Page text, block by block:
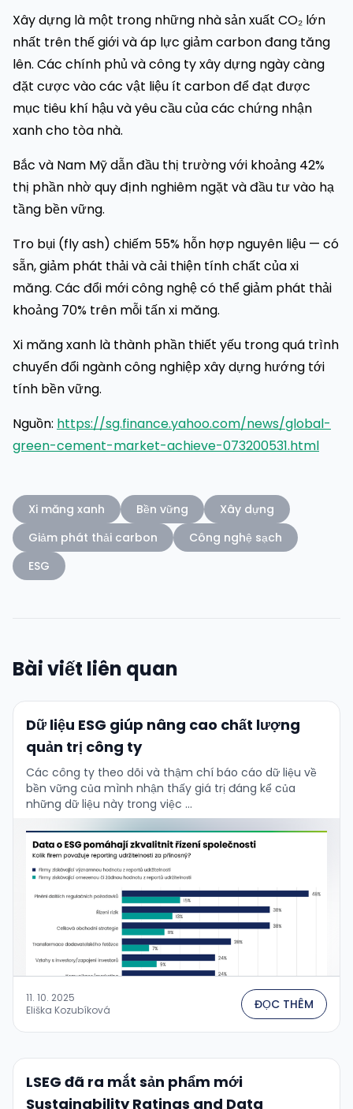
Xây dựng là một trong những nhà sản xuất CO₂ lớn
nhất trên thế giới và áp lực giảm carbon đang tăng
lên. Các chính phủ và công ty xây dựng ngày càng
đặt cược vào các vật liệu ít carbon để đạt được
mục tiêu khí hậu và yêu cầu của các chứng nhận
xanh cho tòa nhà.
Bắc và Nam Mỹ dẫn đầu thị trường với khoảng 42%
thị phần nhờ quy định nghiêm ngặt và đầu tư vào hạ
tầng bền vững.
Tro bụi (fly ash) chiếm 55% hỗn hợp nguyên liệu — có
sẵn, giảm phát thải và cải thiện tính chất của xi
măng. Các đổi mới công nghệ có thể giảm phát thải
khoảng 70% trên mỗi tấn xi măng.
Xi măng xanh là thành phần thiết yếu trong quá trình
chuyển đổi ngành công nghiệp xây dựng hướng tới
tính bền vững.
Nguồn: https://sg.finance.yahoo.com/news/global-
green-cement-market-achieve-073200531.html
Xi măng xanh Bền vững
Xây dựng
Giảm phát thải carbon
Công nghệ sạch
ESG
Bài viết liên quan
Dữ liệu ESG giúp nâng cao chất lượng
quản trị công ty
Các công ty theo dõi và thậm chí báo cáo dữ liệu về
bền vững của mình nhận thấy giá trị đáng kể của
những dữ liệu này trong việc …
11. 10. 2025
Eliška Kozubíková
ĐỌC THÊM
LSEG đã ra mắt sản phẩm mới
Sustainability Ratings and Data